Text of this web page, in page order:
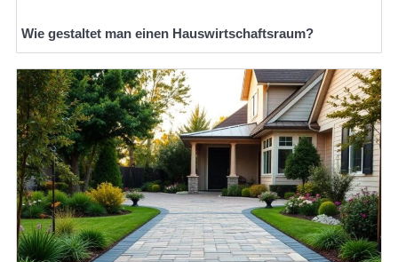
Wie gestaltet man einen Hauswirtschaftsraum?